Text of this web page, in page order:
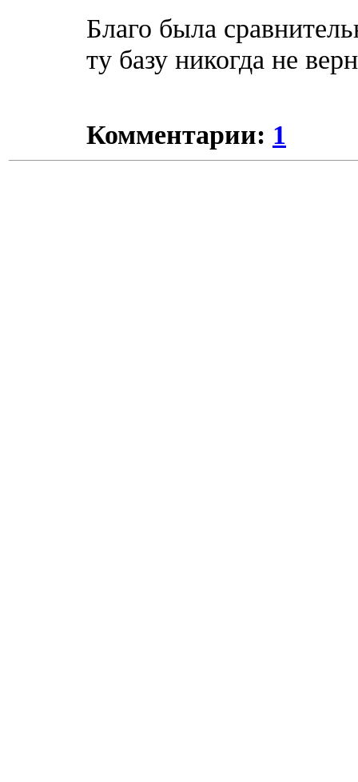
Благо была
ту базу никогда не
Комментарии: 1